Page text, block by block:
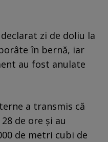
zi de doliu la
în bernă, iar
au fost anulate
a transmis că
de ore și au
de metri cubi de